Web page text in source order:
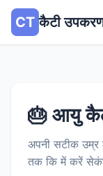
CT कैटी
🎂 आयु
अपनी सटीक उम्र
तक कि में करें